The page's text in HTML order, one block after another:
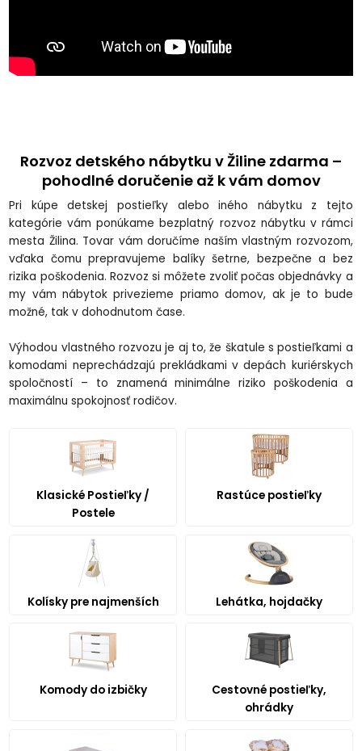
Rozvoz detského nábytku v Žiline zdarma –
pohodlné doručenie až k vám domov
Pri kúpe detskej postieľky alebo iného nábytku z tejto
kategórie vám ponúkame bezplatný rozvoz nábytku v rámci
mesta Žilina. Tovar vám doručíme naším vlastným rozvozom,
vďaka čomu prepravujeme balíky šetrne, bezpečne a bez
rizika poškodenia. Rozvoz si môžete zvoliť počas objednávky a
my vám nábytok privezieme priamo domov, ak je to bude
možné, tak v dohodnutom čase.
Výhodou vlastného rozvozu je aj to, že škatule s postieľkami a
komodami neprechádzajú prekládkami v depách kuriérskych
spoločností – to znamená minimálne riziko poškodenia a
maximálnu spokojnosť rodičov.
Klasické Postieľky /
Postele
Rastúce postieľky
Kolísky pre najmenších Lehátka, hojdačky
Komody do izbičky
Cestovné postieľky,
ohrádky